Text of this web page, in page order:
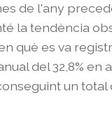
de l'any
la tendència
què es va
del 32,8% en
un total